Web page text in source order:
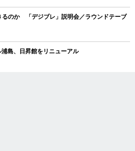
るのか 「デジブレ」説明会／ラウンドテーブ
島、日昇館をリニューアル